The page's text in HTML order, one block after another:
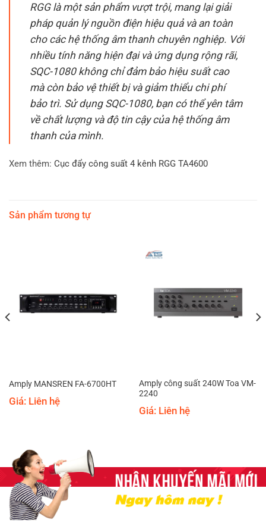
RGG là một sản phẩm vượt trội, mang lại giải
pháp quản lý nguồn điện hiệu quả và an toàn
cho các hệ thống âm thanh chuyên nghiệp. Với
nhiều tính năng hiện đại và ứng dụng rộng rãi,
SQC-1080 không chỉ đảm bảo hiệu suất cao
mà còn bảo vệ thiết bị và giảm thiểu chi phí
bảo trì. Sử dụng SQC-1080, bạn có thể yên tâm
về chất lượng và độ tin cậy của hệ thống âm
thanh của mình.
Xem thêm: Cục đẩy công suất 4 kênh RGG TA4600
Sản phẩm tương tự
Amply MANSREN FA-6700HT
Giá: Liên hệ
Amply công suất 240W Toa VM-
2240
Giá: Liên hệ